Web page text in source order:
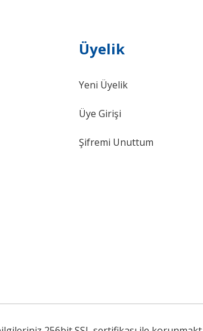
Üyelik
Yeni Üyelik
Üye Girişi
Şifremi Unuttum